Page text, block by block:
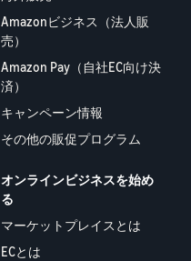
Amazonビジネス（法人販
売）
Amazon Pay（自社EC向け決
済）
キャンペーン情報
その他の販促プログラム
オンラインビジネスを始め
る
マーケットプレイスとは
ECとは